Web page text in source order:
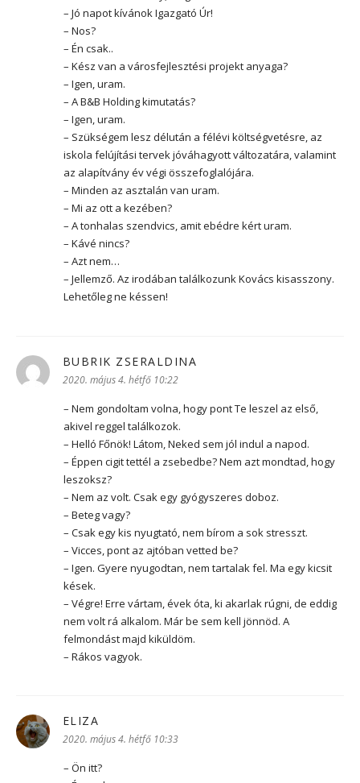
– Jó napot kívánok Igazgató Úr!
– Nos?
– Én csak..
– Kész van a városfejlesztési projekt anyaga?
– Igen, uram.
– A B&B Holding kimutatás?
– Igen, uram.
– Szükségem lesz délután a félévi költségvetésre, az
iskola felújítási tervek jóváhagyott változatára, valamint
az alapítvány év végi összefoglalójára.
– Minden az asztalán van uram.
– Mi az ott a kezében?
– A tonhalas szendvics, amit ebédre kért uram.
– Kávé nincs?
– Azt nem…
– Jellemző. Az irodában találkozunk Kovács kisasszony.
Lehetőleg ne késsen!
BUBRIK ZSERALDINA
2020. május 4. hétfő 10:22
– Nem gondoltam volna, hogy pont Te leszel az első,
akivel reggel találkozok.
– Helló Főnök! Látom, Neked sem jól indul a napod.
– Éppen cigit tettél a zsebedbe? Nem azt mondtad, hogy
leszoksz?
– Nem az volt. Csak egy gyógyszeres doboz.
– Beteg vagy?
– Csak egy kis nyugtató, nem bírom a sok stresszt.
– Vicces, pont az ajtóban vetted be?
– Igen. Gyere nyugodtan, nem tartalak fel. Ma egy kicsit
kések.
– Végre! Erre vártam, évek óta, ki akarlak rúgni, de eddig
nem volt rá alkalom. Már be sem kell jönnöd. A
felmondást majd kiküldöm.
– Rákos vagyok.
ELIZA
2020. május 4. hétfő 10:33
– Ön itt?